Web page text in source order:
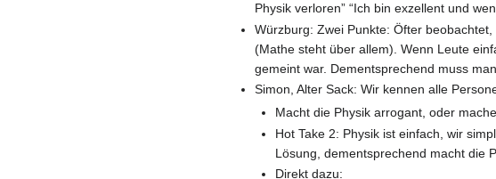
Physik verloren” “Ich bin exzellent und
Würzburg: Zwei Punkte: Öfter
(Mathe steht über allem). Wenn Leute
gemeint war. Dementsprechend muss
Simon, Alter Sack: Wir kennen alle
Macht die Physik arrogant, oder
Hot Take 2: Physik ist einfach, wir
Lösung, dementsprechend macht die
Direkt dazu: